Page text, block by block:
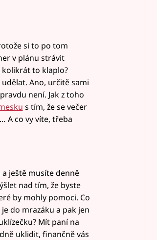
si to po tom
v plánu strávit
kolikrát to klaplo?
Ano, určitě sami
není. Jak z toho
s tím, že se večer
A co vy víte, třeba
ještě musíte denně
nad tím, že byste
by mohly pomoci. Co
do mrazáku a pak jen
Mít paní na
uklidit, finančně vás